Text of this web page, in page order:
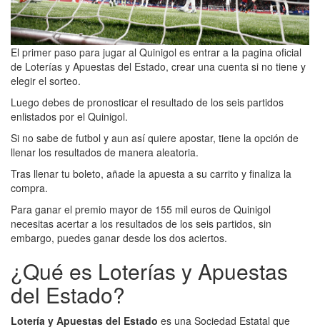
El primer paso para jugar al Quinigol es entrar a la pagina oficial
de Loterías y Apuestas del Estado, crear una cuenta si no tiene y
elegir el sorteo.
Luego debes de pronosticar el resultado de los seis partidos
enlistados por el Quinigol.
Si no sabe de futbol y aun así quiere apostar, tiene la opción de
llenar los resultados de manera aleatoria.
Tras llenar tu boleto, añade la apuesta a su carrito y finaliza la
compra.
Para ganar el premio mayor de 155 mil euros de Quinigol
necesitas acertar a los resultados de los seis partidos, sin
embargo, puedes ganar desde los dos aciertos.
¿Qué es Loterías y Apuestas
del Estado?
Lotería y Apuestas del Estado es una Sociedad Estatal que